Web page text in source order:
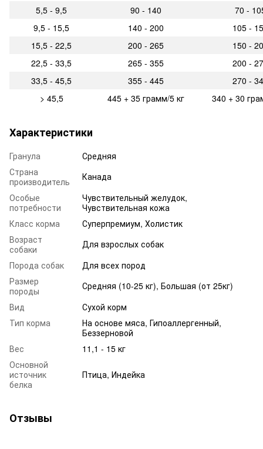
5,5 - 9,5
90 - 140
70 -
9,5 - 15,5
140 - 200
105 -
15,5 - 22,5
200 - 265
150 -
22,5 - 33,5
265 - 355
200 -
33,5 - 45,5
355 - 445
270 -
> 45,5
445 + 35 грамм/5 кг 340 + 30
Характеристики
Гранула
Средняя
Страна
производитель
Канада
Особые
потребности
Чувствительный желудок,
Чувствительная кожа
Класс корма
Суперпремиум, Холистик
Возраст
собаки
Для взрослых собак
Порода собак
Для всех пород
Размер
породы
Средняя (10-25 кг), Большая (от 25кг)
Вид
Сухой корм
Тип корма
На основе мяса, Гипоаллергенный,
Беззерновой
Вес
11,1 - 15 кг
Основной
источник
белка
Птица, Индейка
Отзывы